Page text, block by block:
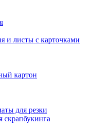
и листы с карточками
картон
для резки
скрапбукинга